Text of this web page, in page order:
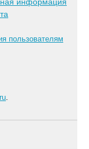
пользователям
.